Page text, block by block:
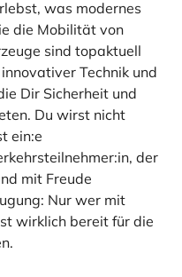
was modernes
die Mobilität von
sind topaktuell
Technik und
Dir Sicherheit und
Du wirst nicht
ein:e
der
mit Freude
Nur wer mit
wirklich bereit für die